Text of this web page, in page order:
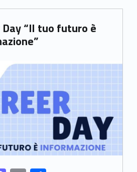
d
o
n
l e
Day “Il tuo futuro è